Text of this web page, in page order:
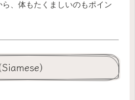
、体もたくましいのもポイン
）